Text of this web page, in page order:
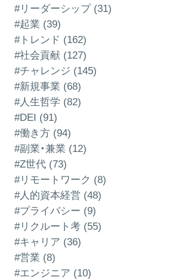
#リーダーシップ (31)
#起業 (39)
#トレンド (162)
#社会貢献 (127)
#チャレンジ (145)
#新規事業 (68)
#人生哲学 (82)
#DEI (91)
#働き方 (94)
#副業・兼業 (12)
#Z世代 (73)
#リモートワーク (8)
#人的資本経営 (48)
#プライバシー (9)
#リクルート考 (55)
#キャリア (36)
#営業 (8)
#エンジニア (10)